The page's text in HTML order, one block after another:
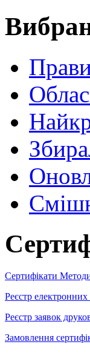
Сертифікати
Реєстр електронних
Реєстр заявок
Замовлення